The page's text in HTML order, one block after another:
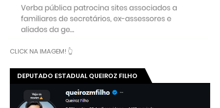
CLICK NA IMAGEM! 👆
DEPUTADO ESTADUAL QUEIROZ FILHO